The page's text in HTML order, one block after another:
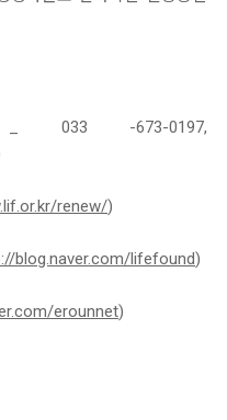
_ 033 -673-0197,
renew/)
blog.naver.com/lifefound)
erounnet)